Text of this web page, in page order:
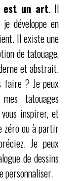
est un art. Il
développe en
Il existe une
de tatouage,
et abstrait.
faire ? Je peux
tatouages
inspirer, et
zéro ou à partir
Je peux
de dessins
personnaliser.